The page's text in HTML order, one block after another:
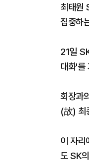
최태원
집중하
21일
대화'를
회장과
(故) 최
이 자리
도 SK